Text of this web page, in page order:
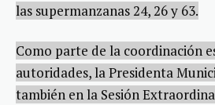
las supermanzanas 24, 26 y 63.
Como parte de la coordinación
autoridades, la Presidenta
también en la Sesión